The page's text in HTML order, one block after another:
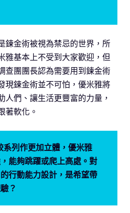
鍊金術被視為禁忌的世界，所
雅基本上不受到大家歡迎，但
查團團長認為需要用到鍊金術
現鍊金術並不可怕，優米雅將
人們、讓生活更豐富的力量，
著軟化。
列作更加立體，優米雅
能夠跳躍或爬上高處。對
行動能力設計，是希望帶
？